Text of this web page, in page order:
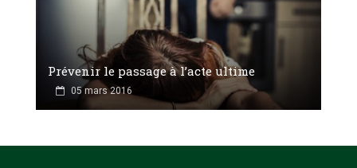
Prévenir le passage à l’acte ultime
05 mars 2016